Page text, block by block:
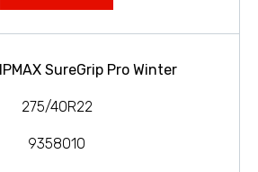
SureGrip Pro Winter
275/40R22
9358010